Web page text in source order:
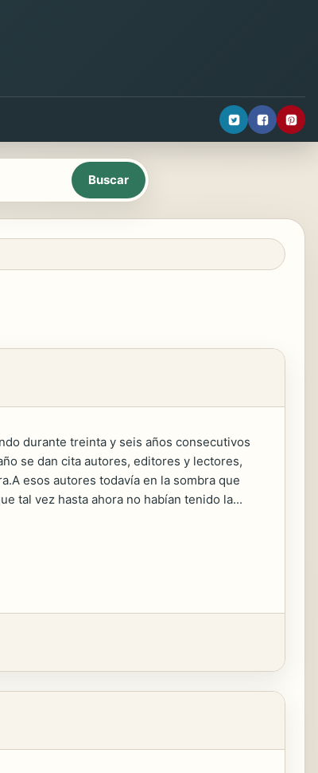
durante treinta y seis años consecutivos
se dan cita autores, editores y lectores,
esos autores todavía en la sombra que
tal vez hasta ahora no habían tenido la...